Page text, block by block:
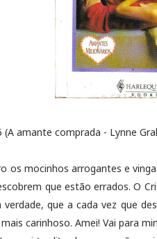
(A amante comprada - Lynne
os mocinhos arrogantes e
que estão errados. O
que a cada vez que
carinhoso. Amei! Vai para